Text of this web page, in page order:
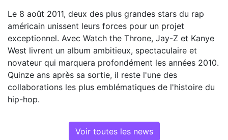
Le 8 août 2011, deux des plus grandes stars du rap
américain unissent leurs forces pour un projet
exceptionnel. Avec Watch the Throne, Jay-Z et Kanye
West livrent un album ambitieux, spectaculaire et
novateur qui marquera profondément les années 2010.
Quinze ans après sa sortie, il reste l'une des
collaborations les plus emblématiques de l'histoire du
hip-hop.
Voir toutes les news